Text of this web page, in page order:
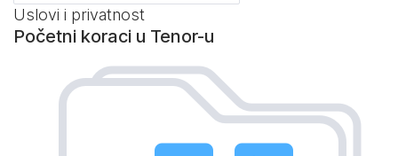
Uslovi i privatnost
Početni koraci u Tenor-u